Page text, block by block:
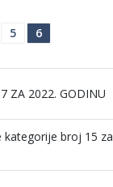
5 6
ZA 2022. GODINU
kategorije broj 15 za